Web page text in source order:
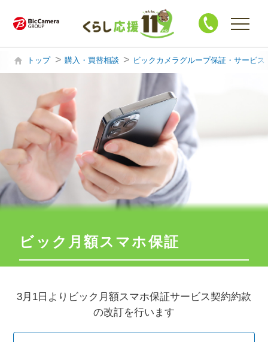
購入・買替相談
製品サポート
ハウスクリーニング
修 理
トップ 購入・買替相談 ビックカメラグループ保証・サービス
ビック月額スマホ保証
3月1日よりビック月額スマホ保証サービス契約約款
の改訂を行います